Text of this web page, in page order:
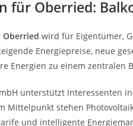
für Oberried:
wird für Eigentümer,
Energiepreise, neue
Energien zu einem zentralen
unterstützt Interessenten
Mittelpunkt stehen
und intelligente